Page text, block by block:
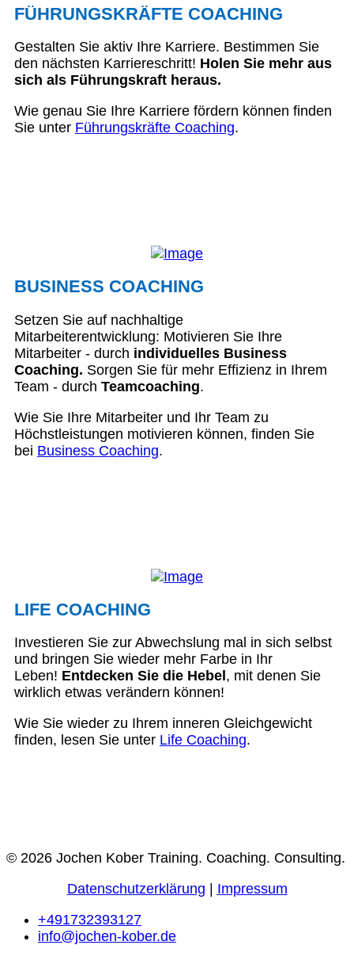
FÜHRUNGSKRÄFTE COACHING
Gestalten Sie aktiv Ihre Karriere. Bestimmen Sie
den nächsten Karriereschritt! Holen Sie mehr aus
sich als Führungskraft heraus.
Wie genau Sie Ihre Karriere fördern können finden
Sie unter Führungskräfte Coaching.
BUSINESS COACHING
Setzen Sie auf nachhaltige
Mitarbeiterentwicklung: Motivieren Sie Ihre
Mitarbeiter - durch individuelles Business
Coaching. Sorgen Sie für mehr Effizienz in Ihrem
Team - durch Teamcoaching.
Wie Sie Ihre Mitarbeiter und Ihr Team zu
Höchstleistungen motivieren können, finden Sie
bei Business Coaching.
LIFE COACHING
Investieren Sie zur Abwechslung mal in sich selbst
und bringen Sie wieder mehr Farbe in Ihr
Leben! Entdecken Sie die Hebel , mit denen Sie
wirklich etwas verändern können!
Wie Sie wieder zu Ihrem inneren Gleichgewicht
finden, lesen Sie unter Life Coaching.
© 2026 Jochen Kober Training. Coaching. Consulting.
Datenschutzerklärung
Impressum
+491732393127
info@jochen-kober.de